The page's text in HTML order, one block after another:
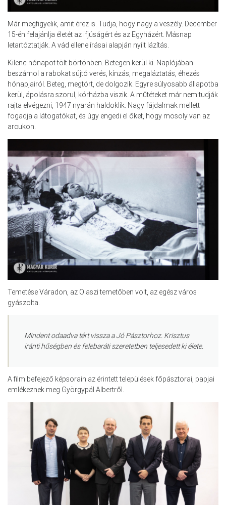
Már megfigyelik, amit érez is. Tudja, hogy nagy a veszély. December
15-én felajánlja életét az ifjúságért és az Egyházért. Másnap
letartóztatják. A vád ellene írásai alapján nyílt lázítás.
Kilenc hónapot tölt börtönben. Betegen kerül ki. Naplójában
beszámol a rabokat sújtó verés, kínzás, megaláztatás, éhezés
hónapjairól. Beteg, megtört, de dolgozik. Egyre súlyosabb állapotba
kerül, ápolásra szorul, kórházba viszik. A műtéteket már nem tudják
rajta elvégezni, 1947 nyarán haldoklik. Nagy fájdalmak mellett
fogadja a látogatókat, és úgy engedi el őket, hogy mosoly van az
arcukon.
Temetése Váradon, az Olaszi temetőben volt, az egész város
gyászolta.
Mindent odaadva tért vissza a Jó Pásztorhoz. Krisztus
iránti hűségben és felebaráti szeretetben teljesedett ki élete.
A film befejező képsorain az érintett települések főpásztorai, papjai
emlékeznek meg Györgypál Albertről.